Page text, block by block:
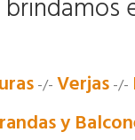
-/- Verjas -/-
y